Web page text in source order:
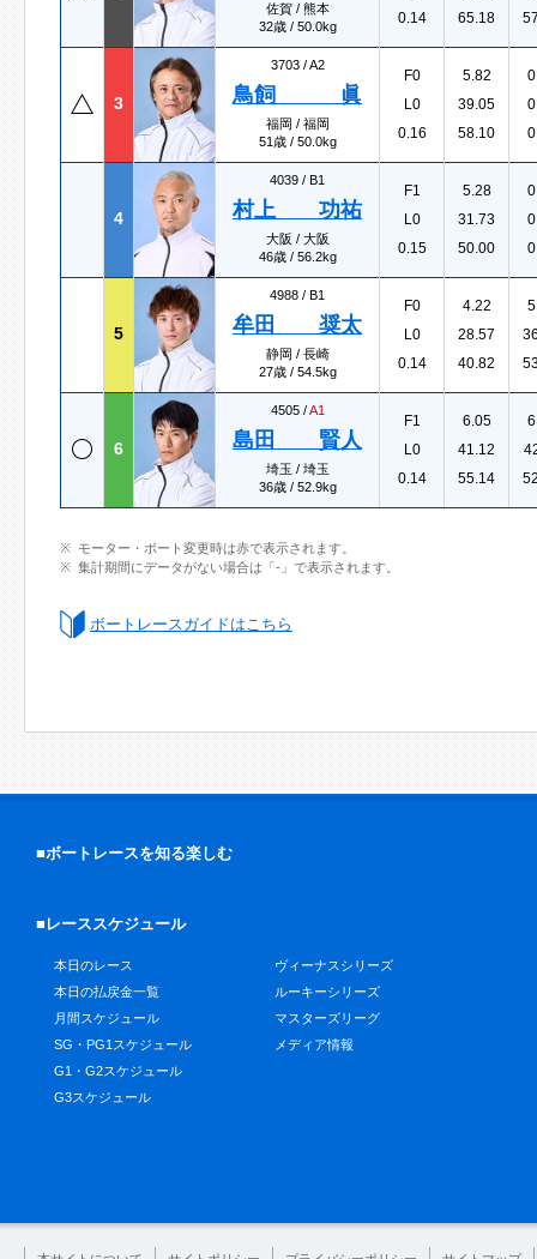
佐賀 / 熊本
32歳 / 50.0kg
0.14
65.18
3
3703 /A2
鳥飼 眞
福岡 / 福岡
51歳 / 50.0kg
F0
L0
0.16
5.82
39.05
58.10
4
4039 / B1
村上 功祐
大阪 / 大阪
46歳 / 56.2kg
F1
L0
0.15
5.28
31.73
50.00
5
4988 / B1
牟田 奨太
静岡 / 長崎
27歳 / 54.5kg
F0
L0
0.14
4.22
28.57
40.82
6
4505 /A1
島田 賢人
埼玉 / 埼玉
36歳 / 52.9kg
F1
L0
0.14
6.05
41.12
55.14
モーター・ボート変更時は赤で表示されます。
集計期間にデータがない場合は「-」で表示されます。
ボートレースガイドはこちら
■ボートレースを知る楽しむ
■レーススケジュール
本日のレース
本日の払戻金一覧
月間スケジュール
SG・PG1スケジュール
G1・G2スケジュール
G3スケジュール
ヴィーナスシリーズ
ルーキーシリーズ
マスターズリーグ
メディア情報